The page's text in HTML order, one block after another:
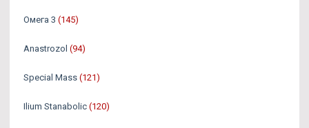
Омега 3 (145)
Аnastrozol (94)
Special Mass (121)
Ilium Stanabolic (120)